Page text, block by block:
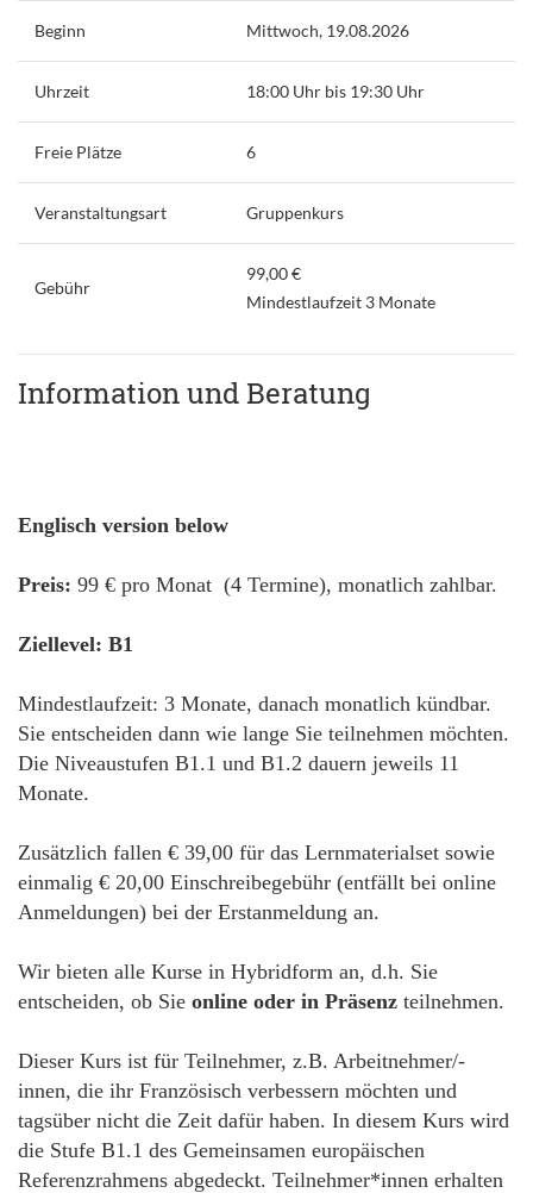
Beginn Mittwoch, 19.08.2026
Uhrzeit 18:00 Uhr bis 19:30 Uhr
Freie Plätze 6
Veranstaltungsart Gruppenkurs
Gebühr
99,00 €
Mindestlaufzeit 3 Monate
Information und Beratung
Englisch version below
Preis: 99 € pro Monat (4 Termine), monatlich zahlbar.
Ziellevel: B1
Mindestlaufzeit: 3 Monate, danach monatlich kündbar.
Sie entscheiden dann wie lange Sie teilnehmen möchten.
Die Niveaustufen B1.1 und B1.2 dauern jeweils 11
Monate.
Zusätzlich fallen € 39,00 für das Lernmaterialset sowie
einmalig € 20,00 Einschreibegebühr (entfällt bei online
Anmeldungen) bei der Erstanmeldung an.
Wir bieten alle Kurse in Hybridform an, d.h. Sie
entscheiden, ob Sie online oder in Präsenz teilnehmen.
Dieser Kurs ist für Teilnehmer, z.B. Arbeitnehmer/-
innen, die ihr Französisch verbessern möchten und
tagsüber nicht die Zeit dafür haben. In diesem Kurs wird
die Stufe B1.1 des Gemeinsamen europäischen
Referenzrahmens abgedeckt. Teilnehmer*innen erhalten